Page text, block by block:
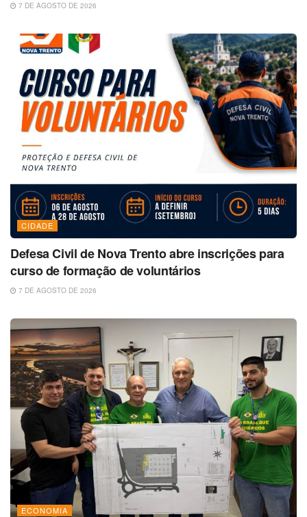
7 DE AGOSTO DE 2026
CIDADE
Defesa Civil de Nova Trento abre inscrições para
curso de formação de voluntários
7 DE AGOSTO DE 2026
ECONOMIA